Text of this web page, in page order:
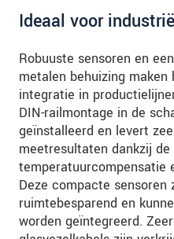
Ideaal voor
Robuuste sensoren en
metalen behuizing
integratie in
DIN-railmontage in de
geïnstalleerd en levert
meetresultaten dankzij
temperatuurcompensatie
Deze compacte sensoren
ruimtebesparend en
worden geïntegreerd.